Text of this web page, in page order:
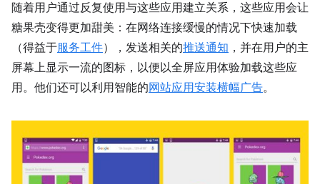
随着用户通过反复使用与这些应用建立关系，这些应用会让
糖果壳变得更加甜美：在网络连接缓慢的情况下快速加载
（得益于服务工件），发送相关的推送通知 ，并在用户的主
屏幕上显示一流的图标，以便以全屏应用体验加载这些应
用。他们还可以利用智能的网站应用安装横幅广告。